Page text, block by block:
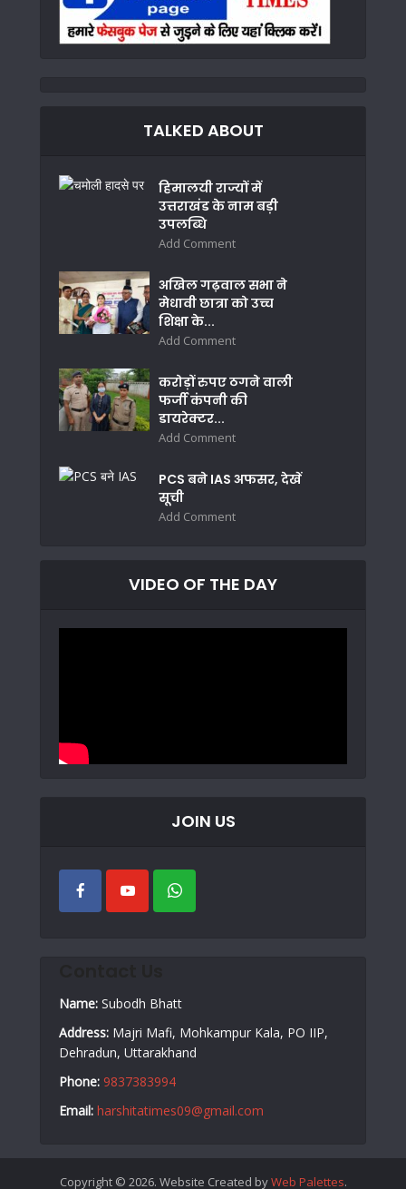
TALKED ABOUT
हिमालयी राज्यों में
उत्तराखंड के नाम बड़ी
उपलब्धि
Add Comment
अखिल गढ़वाल सभा ने
मेधावी छात्रा को उच्च
शिक्षा के...
Add Comment
करोड़ों रुपए ठगने वाली
फर्जी कंपनी की
डायरेक्टर...
Add Comment
PCS बने IAS अफसर, देखें
सूची
Add Comment
VIDEO OF THE DAY
JOIN US
Name: Subodh Bhatt
Address: Majri Mafi, Mohkampur Kala, PO IIP,
Dehradun, Uttarakhand
Phone: 9837383994
Email: harshitatimes09@gmail.com
Copyright © 2026. Website Created byWeb Palettes.